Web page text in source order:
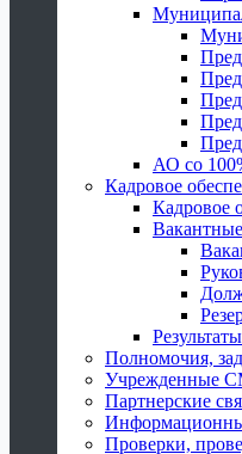
АО со
Кадровое
Кадровое
Полномочия,
Учрежденные
Партнерские
Проверки,